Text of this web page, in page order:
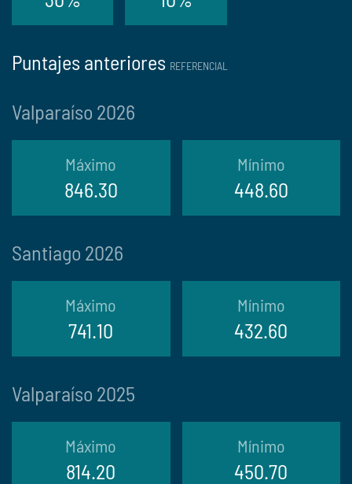
Puntajes anteriores REFERENCIAL
Valparaíso 2026
Máximo
846.30
Mínimo
448.60
Santiago 2026
Máximo
741.10
Mínimo
432.60
Valparaíso 2025
Máximo
814.20
Mínimo
450.70